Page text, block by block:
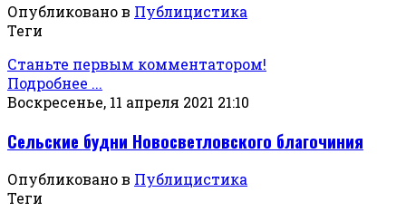
Опубликовано в Публицистика
Теги
Станьте первым комментатором!
Подробнее ...
Воскресенье, 11 апреля 2021 21:10
Сельские будни Новосветловского благочиния
Опубликовано в Публицистика
Теги